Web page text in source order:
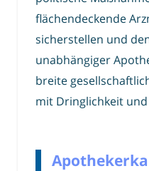
flächendeckende
sicherstellen und
unabhängiger
breite
mit Dringlichkeit